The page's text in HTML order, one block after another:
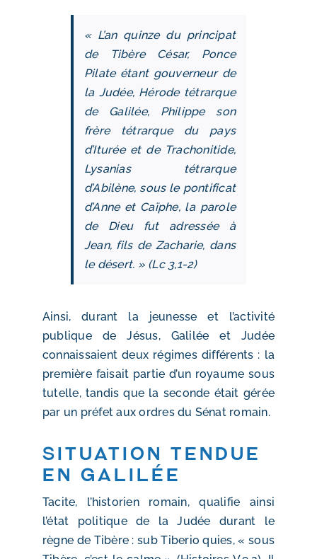
« L’an quinze du principat
de Tibère César, Ponce
Pilate étant gouverneur de
la Judée, Hérode tétrarque
de Galilée, Philippe son
frère tétrarque du pays
d’Iturée et de Trachonitide,
Lysanias tétrarque
d’Abilène, sous le pontificat
d’Anne et Caïphe, la parole
de Dieu fut adressée à
Jean, fils de Zacharie, dans
le désert. » (Lc 3,1-2)
Ainsi, durant la jeunesse et l’activité
publique de Jésus, Galilée et Judée
connaissaient deux régimes différents : la
première faisait partie d’un royaume sous
tutelle, tandis que la seconde était gérée
par un préfet aux ordres du Sénat romain.
Situation tendue
en Galilée
Tacite, l’historien romain, qualifie ainsi
l’état politique de la Judée durant le
règne de Tibère : sub Tiberio quies, « sous